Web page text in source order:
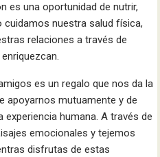
es una oportunidad de nutrir,
nuestra salud física,
relaciones a través de
es un regalo que nos da la
apoyarnos mutuamente y de
humana. A través de
emocionales y tejemos
disfrutas de estas